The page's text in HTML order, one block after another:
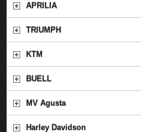
APRILIA
TRIUMPH
KTM
BUELL
MV Agusta
Harley Davidson